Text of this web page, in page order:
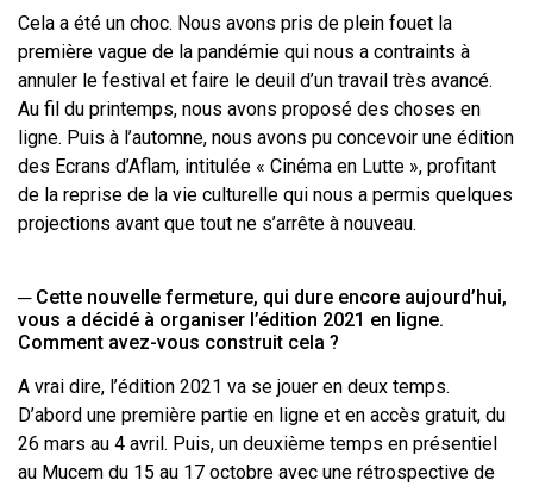
Cela a été un choc. Nous avons pris de plein fouet la
première vague de la pandémie qui nous a contraints à
annuler le festival et faire le deuil d’un travail très avancé.
Au fil du printemps, nous avons proposé des choses en
ligne. Puis à l’automne, nous avons pu concevoir une édition
des Ecrans d’Aflam, intitulée « Cinéma en Lutte », profitant
de la reprise de la vie culturelle qui nous a permis quelques
projections avant que tout ne s’arrête à nouveau.
─ Cette nouvelle fermeture, qui dure encore aujourd’hui,
vous a décidé à organiser l’édition 2021 en ligne.
Comment avez-vous construit cela ?
A vrai dire, l’édition 2021 va se jouer en deux temps.
D’abord une première partie en ligne et en accès gratuit, du
26 mars au 4 avril. Puis, un deuxième temps en présentiel
au Mucem du 15 au 17 octobre avec une rétrospective de